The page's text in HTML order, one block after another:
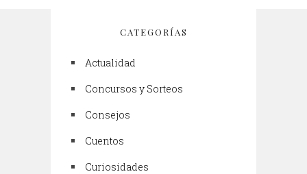
CATEGORÍAS
Actualidad
Concursos y Sorteos
Consejos
Cuentos
Curiosidades